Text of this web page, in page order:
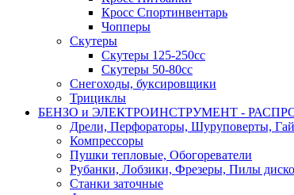
Кросс Спортинвентарь
Чопперы
Скутеры
Скутеры 125-250сс
Скутеры 50-80сс
Снегоходы, буксировщики
Трициклы
БЕНЗО и ЭЛЕКТРОИНСТРУМЕНТ -
Дрели, Перфораторы, Шуруповерты,
Компрессоры
Пушки тепловые, Обогореватели
Рубанки, Лобзики, Фрезеры, Пилы
Станки заточные